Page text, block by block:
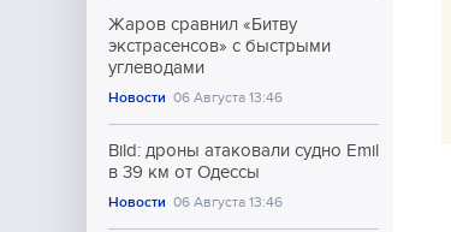
Жаров сравнил «Битву
экстрасенсов» с быстрыми
углеводами
Новости 06 Августа 13:46
Bild: дроны атаковали судно Emil
в 39 км от Одессы
Новости 06 Августа 13:46